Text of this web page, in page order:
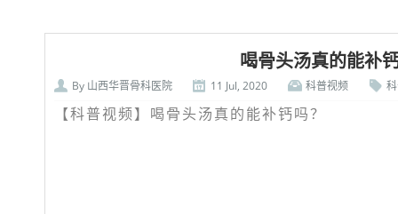
喝骨头汤真的能补
By 山西华晋骨科医院 11 Jul, 2020 科普视频
【科普视频】喝骨头汤真的能补钙吗？